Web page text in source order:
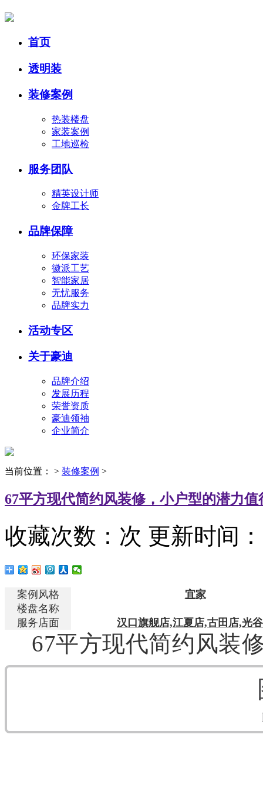
首页
透明装
装修案例
热装楼盘
家装案例
工地巡检
服务团队
精英设计师
金牌工长
品牌保障
环保家装
徽派工艺
智能家居
无忧服务
品牌实力
活动专区
关于豪迪
品牌介绍
发展历程
荣誉资质
豪迪领袖
企业简介
当前位置： > 装修案例 >
67平方现代简约风装修，小户型的潜力值
收藏次数： 次 更新时间
案例风格
宜家
楼盘名称
服务店面
汉口旗舰店,江夏店,古田店,光
67平方现代简约风装